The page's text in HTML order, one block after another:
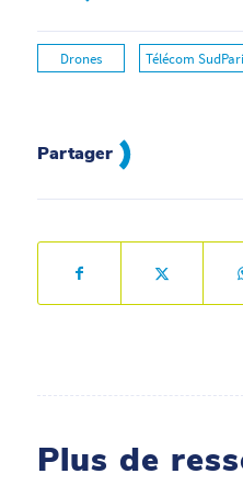
Drones Télécom
Partager
Plus de